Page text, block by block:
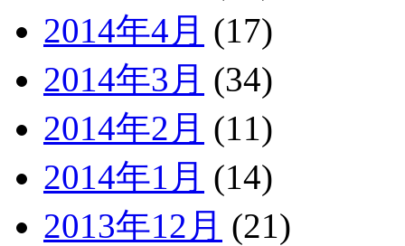
2014年4月 (17)
2014年3月 (34)
2014年2月 (11)
2014年1月 (14)
2013年12月 (21)